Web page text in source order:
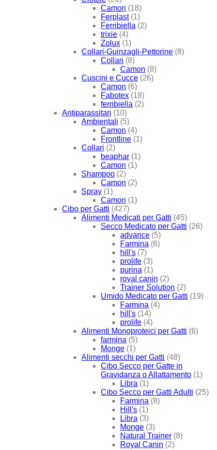
Camon (18)
Ferplast (1)
Ferribiella (2)
trixie (4)
Zolux (1)
Collari-Guinzagli-Pettorine (8)
Collari (8)
Camon (8)
Cuscini e Cucce (26)
Camon (6)
Fabotex (18)
ferribiella (2)
Antiparassitari (10)
Ambientali (5)
Camon (4)
Frontline (1)
Collari (2)
beaphar (1)
Camon (1)
Shampoo (2)
Camon (2)
Spray (1)
Camon (1)
Cibo per Gatti (427)
Alimenti Medicati per Gatti (45)
Secco Medicato per Gatti (26)
advance (5)
Farmina (6)
hill's (7)
prolife (3)
purina (1)
royal canin (2)
Trainer Solution (2)
Umido Medicato per Gatti (19)
Farmina (4)
hill's (14)
prolife (4)
Alimenti Monoproteici per Gatti (6)
farmina (5)
Monge (1)
Alimenti secchi per Gatti (48)
Cibo Secco per Gatte in
Gravidanza o Allattamento (1)
Libra (1)
Cibo Secco per Gatti Adulti (25)
Farmina (8)
Hill's (1)
Libra (3)
Monge (3)
Natural Trainer (8)
Royal Canin (2)